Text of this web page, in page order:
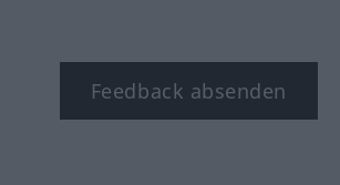
Feedback absenden